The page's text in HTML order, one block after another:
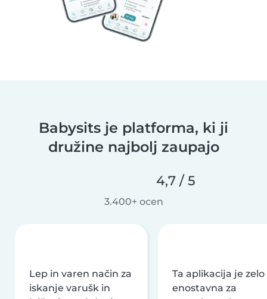
Babysits je platforma, ki ji
družine najbolj zaupajo
4,7 / 5
3.400+ ocen
Lep in varen način za
iskanje varušk in
Ta aplikacija je zelo
enostavna za